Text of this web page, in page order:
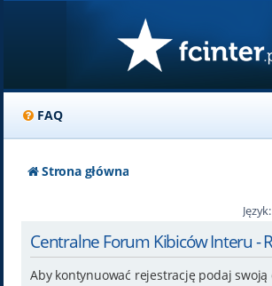
FAQ
Strona główna
Język:
Centralne Forum Kibiców Interu -
Aby kontynuować rejestrację podaj